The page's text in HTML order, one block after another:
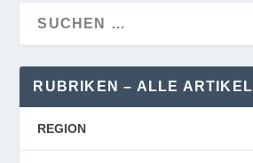
RUBRIKEN – ALLE ARTIKEL
REGION